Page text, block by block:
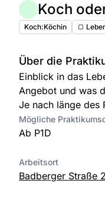
Koch
Koch:Köchin 🍞
Über die
Einblick in das
Angebot und was
Je nach länge des
Mögliche
Ab P1D
Arbeitsort
Badberger Straße